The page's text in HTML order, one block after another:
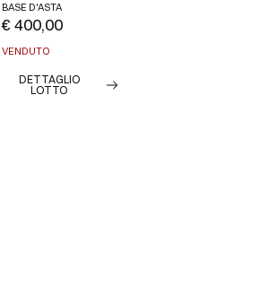
BASE D'ASTA
€ 400,00
VENDUTO
DETTAGLIO
LOTTO